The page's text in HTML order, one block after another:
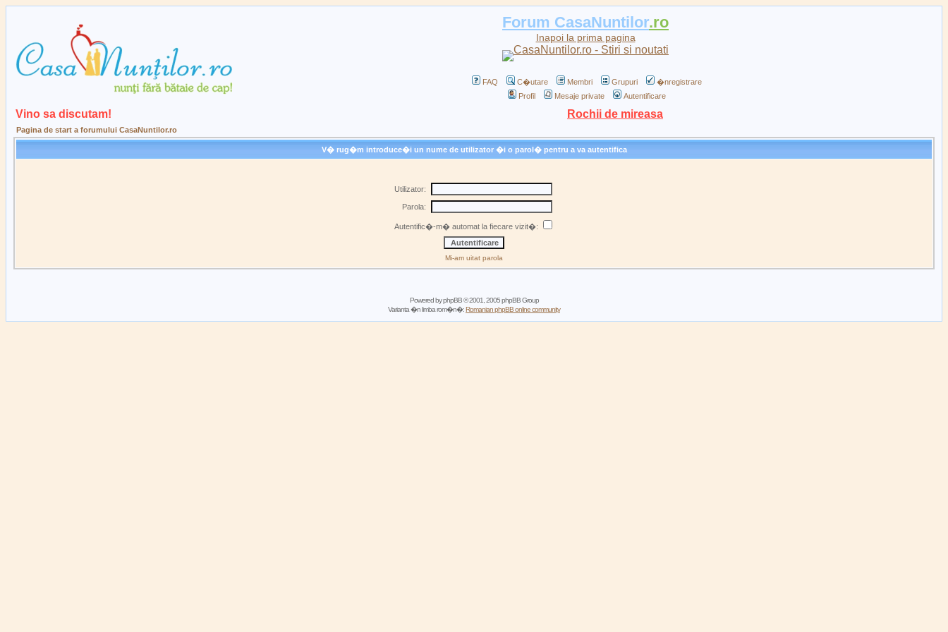
Forum CasaNuntilor.ro
Inapoi la prima pagina
FAQ C�utare Membri Grupuri
�nregistrare
Profil
Mesaje private Autentificare
Vino sa discutam! Rochii de mireasa
Pagina de start a forumului CasaNuntilor.ro
V� rug�m introduce�i un nume de utilizator �i o parol� pentru a va autentifica
Utilizator:
Parola:
Autentific�-m� automat la fiecare vizit�:
Mi-am uitat parola
Powered byphpBB© 2001, 2005 phpBB Group
Varianta �n limba rom�n�:Romanian phpBB online community